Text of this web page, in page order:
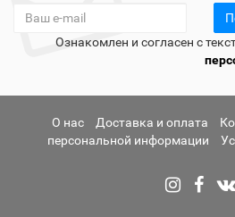
Ознакомлен и согласен с
О нас Доставка и оплата
персональной информации